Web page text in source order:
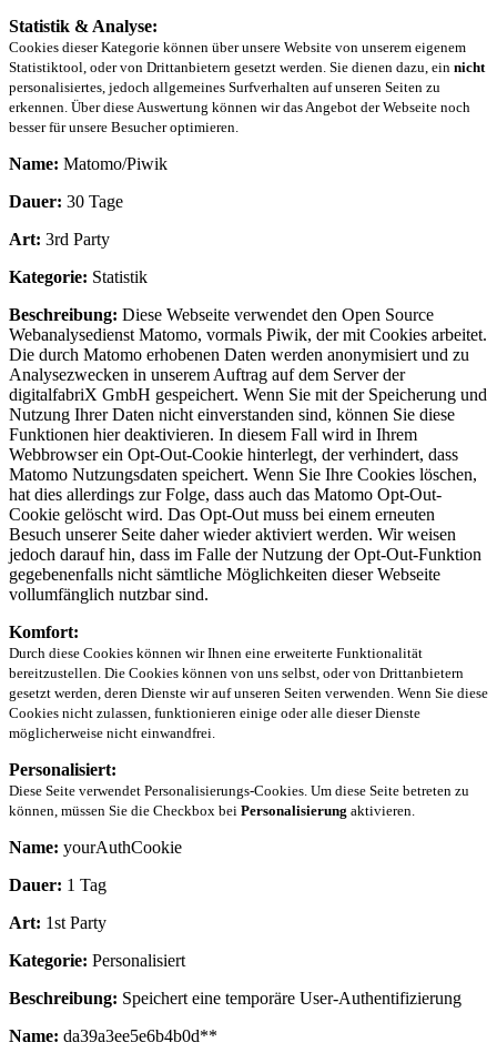
Statistik & Analyse:
Cookies dieser Kategorie können über unsere Website von unserem eigenem
Statistiktool, oder von Drittanbietern gesetzt werden. Sie dienen dazu, ein nicht
personalisiertes, jedoch allgemeines Surfverhalten auf unseren Seiten zu
erkennen. Über diese Auswertung können wir das Angebot der Webseite noch
besser für unsere Besucher optimieren.
Name: Matomo/Piwik
Dauer: 30 Tage
Art: 3rd Party
Kategorie: Statistik
Beschreibung: Diese Webseite verwendet den Open Source
Webanalysedienst Matomo, vormals Piwik, der mit Cookies arbeitet.
Die durch Matomo erhobenen Daten werden anonymisiert und zu
Analysezwecken in unserem Auftrag auf dem Server der
digitalfabriX GmbH gespeichert. Wenn Sie mit der Speicherung und
Nutzung Ihrer Daten nicht einverstanden sind, können Sie diese
Funktionen hier deaktivieren. In diesem Fall wird in Ihrem
Webbrowser ein Opt-Out-Cookie hinterlegt, der verhindert, dass
Matomo Nutzungsdaten speichert. Wenn Sie Ihre Cookies löschen,
hat dies allerdings zur Folge, dass auch das Matomo Opt-Out-
Cookie gelöscht wird. Das Opt-Out muss bei einem erneuten
Besuch unserer Seite daher wieder aktiviert werden. Wir weisen
jedoch darauf hin, dass im Falle der Nutzung der Opt-Out-Funktion
gegebenenfalls nicht sämtliche Möglichkeiten dieser Webseite
vollumfänglich nutzbar sind.
Komfort:
Durch diese Cookies können wir Ihnen eine erweiterte Funktionalität
bereitzustellen. Die Cookies können von uns selbst, oder von Drittanbietern
gesetzt werden, deren Dienste wir auf unseren Seiten verwenden. Wenn Sie diese
Cookies nicht zulassen, funktionieren einige oder alle dieser Dienste
möglicherweise nicht einwandfrei.
Personalisiert:
Diese Seite verwendet Personalisierungs-Cookies. Um diese Seite betreten zu
können, müssen Sie die Checkbox bei Personalisierung aktivieren.
Name: yourAuthCookie
Dauer: 1 Tag
Art: 1st Party
Kategorie: Personalisiert
Beschreibung: Speichert eine temporäre User-Authentifizierung
Name: da39a3ee5e6b4b0d**